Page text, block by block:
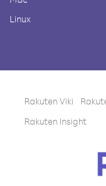
Linux
Rakuten Viki
Rakuten Insight